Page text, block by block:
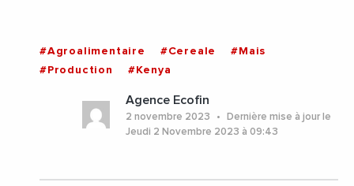
#Agroalimentaire #Cereale
#Mais
#Production
#Kenya
Agence Ecofin
2 novembre 2023
Dernière mise à jour le
Jeudi 2 Novembre 2023 à 09:43